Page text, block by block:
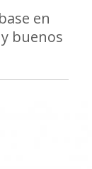
en
buenos